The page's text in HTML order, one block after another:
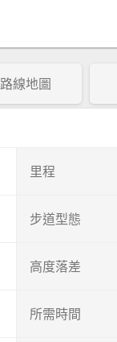
路線地圖
里程
步道型態
高度落差
所需時間